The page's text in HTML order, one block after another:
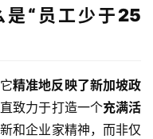
是“员工少于25
精准地反映了新加坡政
致力于打造一个充满活
和企业家精神，而非仅